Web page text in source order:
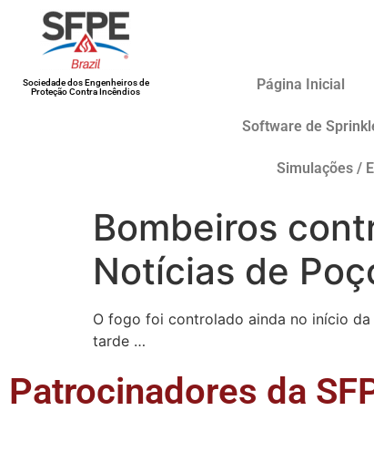
Sociedade dos Engenheiros de
Proteção Contra Incêndios
Página Inicial
Software de
Simulações /
Bombeiros
Notícias de
O fogo foi controlado ainda no início
tarde …
Patrocinadores da